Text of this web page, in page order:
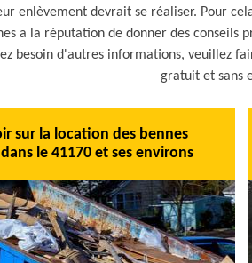
enlèvement devrait se réaliser. Pour
a la réputation de donner des
besoin d'autres informations, veuillez
gratuit et sans
sur la location des bennes
le 41170 et ses environs